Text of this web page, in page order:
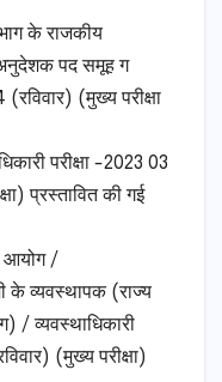
के राजकीय
अनुदेशक पद समूह ग
(मुख्य परीक्षा
परीक्षा -2023 03
प्रस्तावित की गई
आयोग /
के व्यवस्थापक (राज्य
/ व्यवस्थाधिकारी
(मुख्य परीक्षा)